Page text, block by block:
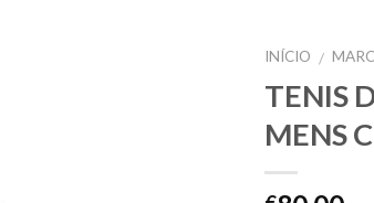
INÍCIO /
TENIS
MENS